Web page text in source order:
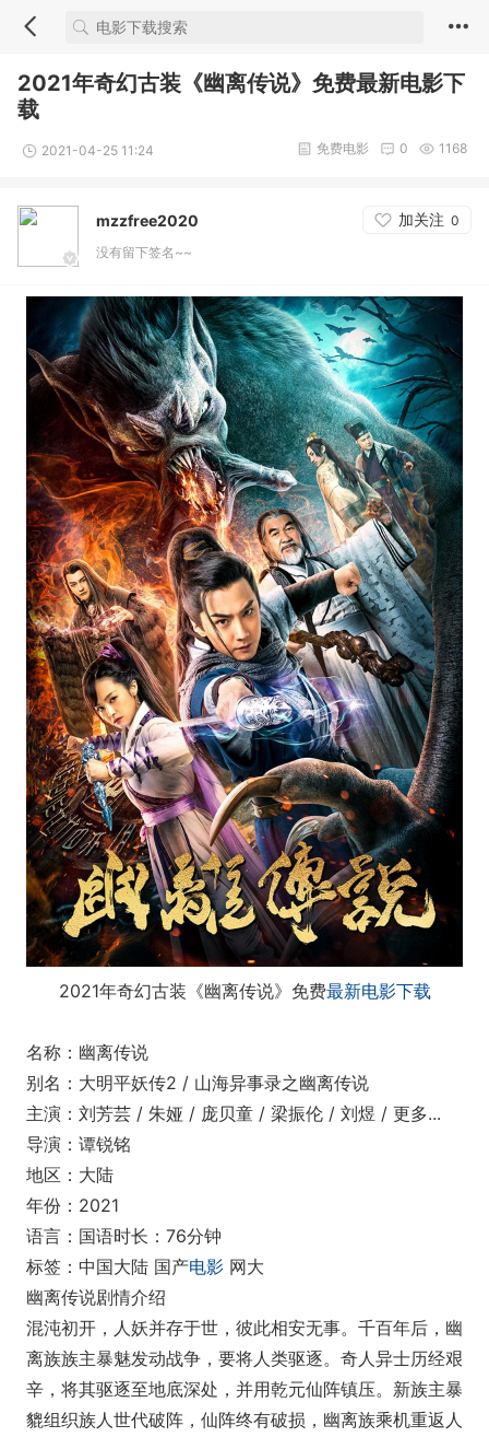
2021年奇幻古装《幽离传说》免费最新电影下
载
2021-04-25 11:24 1168
0
免费电影
mzzfree2020 加关注 0
没有留下签名~~
2021年奇幻古装《幽离传说》免费最新电影下载
名称：幽离传说
别名：大明平妖传2 / 山海异事录之幽离传说
主演：刘芳芸 / 朱娅 / 庞贝童 / 梁振伦 / 刘煜 / 更多...
导演：谭锐铭
地区：大陆
年份：2021
语言：国语时长：76分钟
标签：中国大陆 国产电影 网大
幽离传说剧情介绍
混沌初开，人妖并存于世，彼此相安无事。千百年后，幽
离族族主暴魅发动战争，要将人类驱逐。奇人异士历经艰
辛，将其驱逐至地底深处，并用乾元仙阵镇压。新族主暴
貔组织族人世代破阵，仙阵终有破损，幽离族乘机重返人